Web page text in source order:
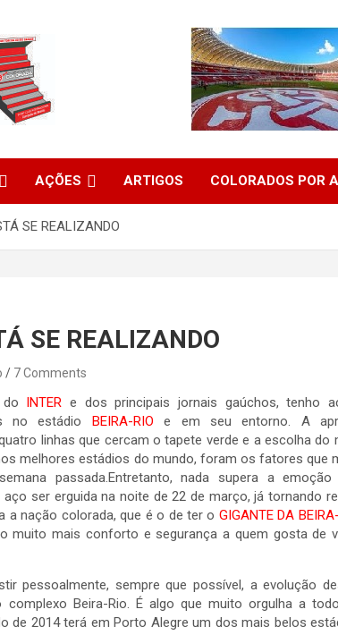
AÇÕES ARTIGOS COLORADOS POR
SE REALIZANDO
SE REALIZANDO
7 Comments
INTER e dos principais jornais gaúchos, tenho
no estádio BEIRA-RIO e em seu entorno. A
linhas que cercam o tapete verde e a escolha do
melhores estádios do mundo, foram os fatores que
passada.Entretanto, nada supera a
ser erguida na noite de 22 de março, já tornando
a nação colorada, que é o de ter o GIGANTE DA
muito mais conforto e segurança a quem gosta de
pessoalmente, sempre que possível, a evolução
complexo Beira-Rio. É algo que muito orgulha a
de 2014 terá em Porto Alegre um dos mais belos